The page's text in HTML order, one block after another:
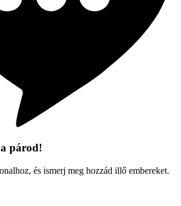
párod!
és ismerj meg hozzád illő embereket.